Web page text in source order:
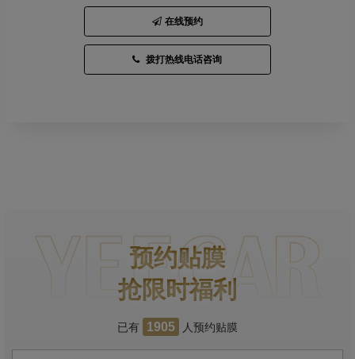
在线预约
拨打热线电话咨询
预约贴膜
抢限时福利
已有 1905 人预约贴膜